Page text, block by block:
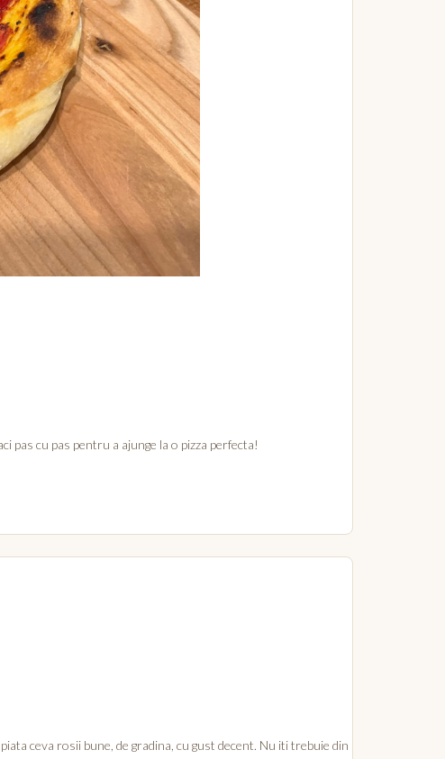
pas cu pas pentru a ajunge la o pizza perfecta!
ceva rosii bune, de gradina, cu gust decent. Nu iti trebuie din